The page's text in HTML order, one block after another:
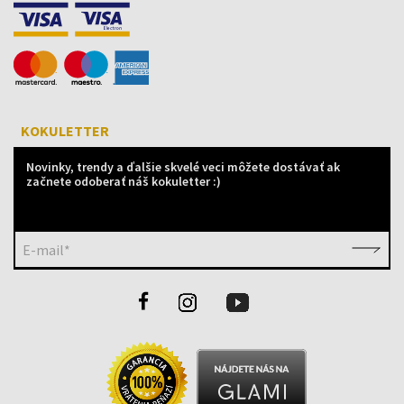
KOKULETTER
Novinky, trendy a ďalšie skvelé veci môžete dostávať ak
začnete odoberať náš kokuletter :)
E-mail*